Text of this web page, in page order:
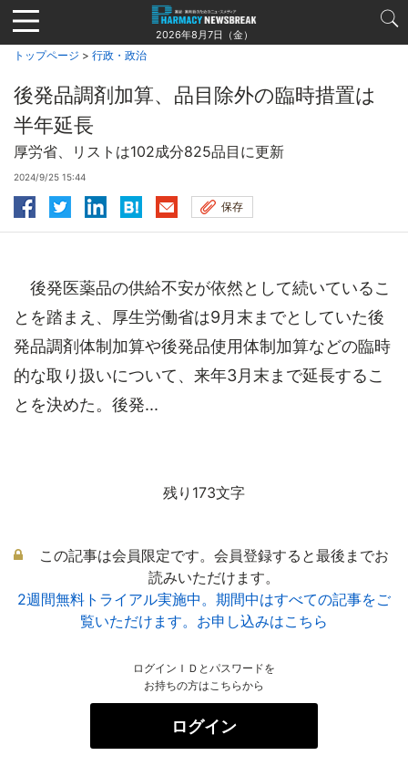
Jump
to
navigation
2026年8月7日（金）
トップページ > 行政・政治
後発品調剤加算、品目除外の臨時措置は
半年延長
厚労省、リストは102成分825品目に更新
2024/9/25 15:44
保存
後発医薬品の供給不安が依然として続いているこ
とを踏まえ、厚生労働省は9月末までとしていた後
発品調剤体制加算や後発品使用体制加算などの臨時
的な取り扱いについて、来年3月末まで延長するこ
とを決めた。後発...
残り173文字
この記事は会員限定です。会員登録すると最後までお
読みいただけます。
2週間無料トライアル実施中。期間中はすべての記事をご
覧いただけます。お申し込みはこちら
ログインＩＤとパスワードを
お持ちの方はこちらから
ログイン